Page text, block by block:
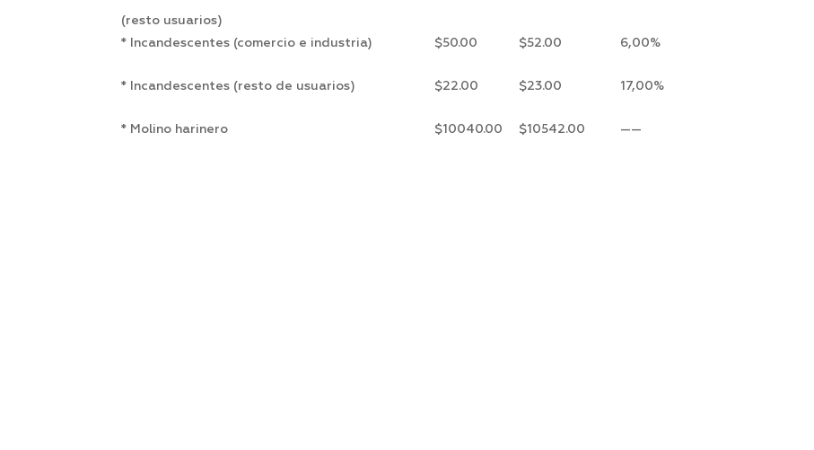
(resto usuarios)
* Incandescentes (comercio e industria) $50.00 $52.00 6,00%
* Incandescentes (resto de usuarios) $22.00 $23.00 17,00%
* Molino harinero $10040.00 $10542.00 ——